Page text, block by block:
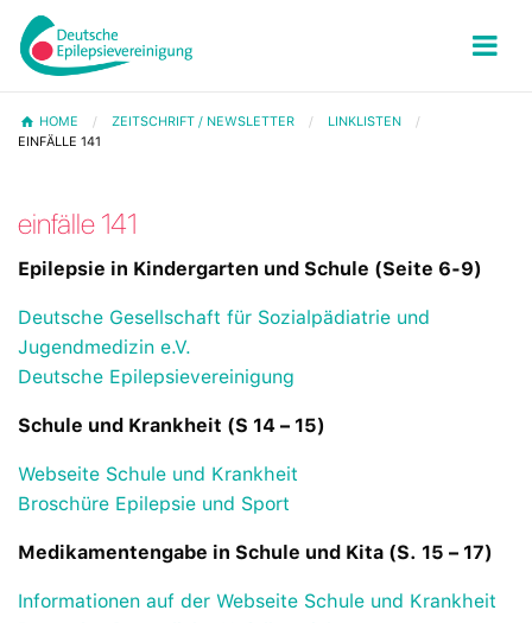
HOME ZEITSCHRIFT / NEWSLETTER
LINKLISTEN
EINFÄLLE 141
einfälle 141
Epilepsie in Kindergarten und Schule (Seite 6-9)
Deutsche Gesellschaft für Sozialpädiatrie und
Jugendmedizin e.V.
Deutsche Epilepsievereinigung
Schule und Krankheit (S 14 – 15)
Webseite Schule und Krankheit
Broschüre Epilepsie und Sport
Medikamentengabe in Schule und Kita (S. 15 – 17)
Informationen auf der Webseite Schule und Krankheit